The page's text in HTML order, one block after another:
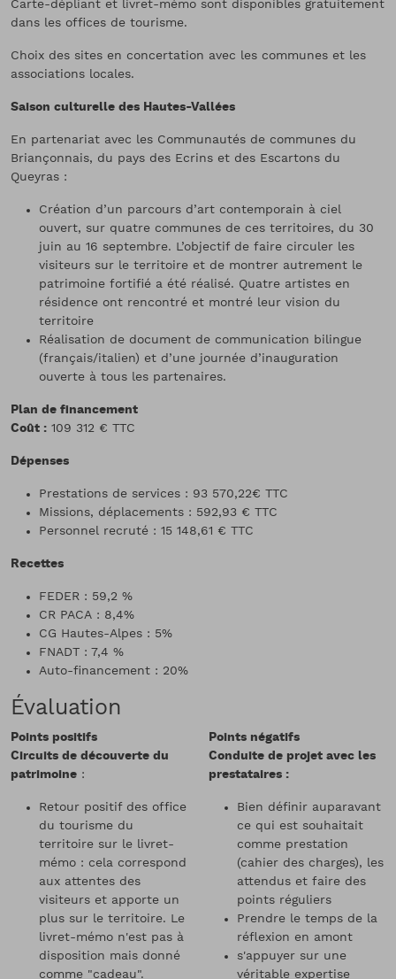
Carte-dépliant et livret-mémo sont disponibles gratuitement
dans les offices de tourisme.
Choix des sites en concertation avec les communes et les
associations locales.
Saison culturelle des Hautes-Vallées
En partenariat avec les Communautés de communes du
Briançonnais, du pays des Ecrins et des Escartons du
Queyras :
Création d’un parcours d’art contemporain à ciel
ouvert, sur quatre communes de ces territoires, du 30
juin au 16 septembre. L’objectif de faire circuler les
visiteurs sur le territoire et de montrer autrement le
patrimoine fortifié a été réalisé. Quatre artistes en
résidence ont rencontré et montré leur vision du
territoire
Réalisation de document de communication bilingue
(français/italien) et d’une journée d’inauguration
ouverte à tous les partenaires.
Plan de financement
Coût : 109 312 € TTC
Dépenses
Prestations de services : 93 570,22€ TTC
Missions, déplacements : 592,93 € TTC
Personnel recruté : 15 148,61 € TTC
Recettes
FEDER : 59,2 %
CR PACA : 8,4%
CG Hautes-Alpes : 5%
FNADT : 7,4 %
Auto-financement : 20%
Évaluation
Points positifs
Circuits de découverte du
patrimoine :
Retour positif des office
du tourisme du
territoire sur le livret-
mémo : cela correspond
aux attentes des
visiteurs et apporte un
plus sur le territoire. Le
livret-mémo n'est pas à
disposition mais donné
comme "cadeau".
Points négatifs
Conduite de projet avec les
prestataires :
Bien définir auparavant
ce qui est souhaitait
comme prestation
(cahier des charges), les
attendus et faire des
points réguliers
Prendre le temps de la
réflexion en amont
s'appuyer sur une
véritable expertise